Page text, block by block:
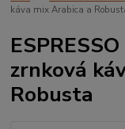
káva mix Arabica a
zrnková
Robusta